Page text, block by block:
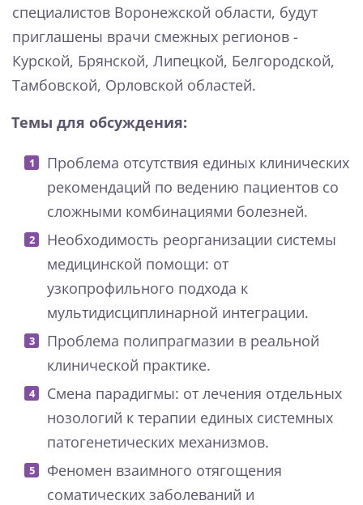
специалистов Воронежской области, будут
приглашены врачи смежных регионов -
Курской, Брянской, Липецкой, Белгородской,
Тамбовской, Орловской областей.
Темы для обсуждения:
Проблема отсутствия единых клинических
рекомендаций по ведению пациентов со
сложными комбинациями болезней.
Необходимость реорганизации системы
медицинской помощи: от
узкопрофильного подхода к
мультидисциплинарной интеграции.
Проблема полипрагмазии в реальной
клинической практике.
Смена парадигмы: от лечения отдельных
нозологий к терапии единых системных
патогенетических механизмов.
Феномен взаимного отягощения
соматических заболеваний и